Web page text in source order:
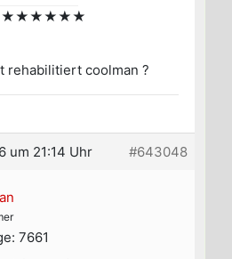
rehabilitiert coolman ?
um 21:14 Uhr #643048
7661